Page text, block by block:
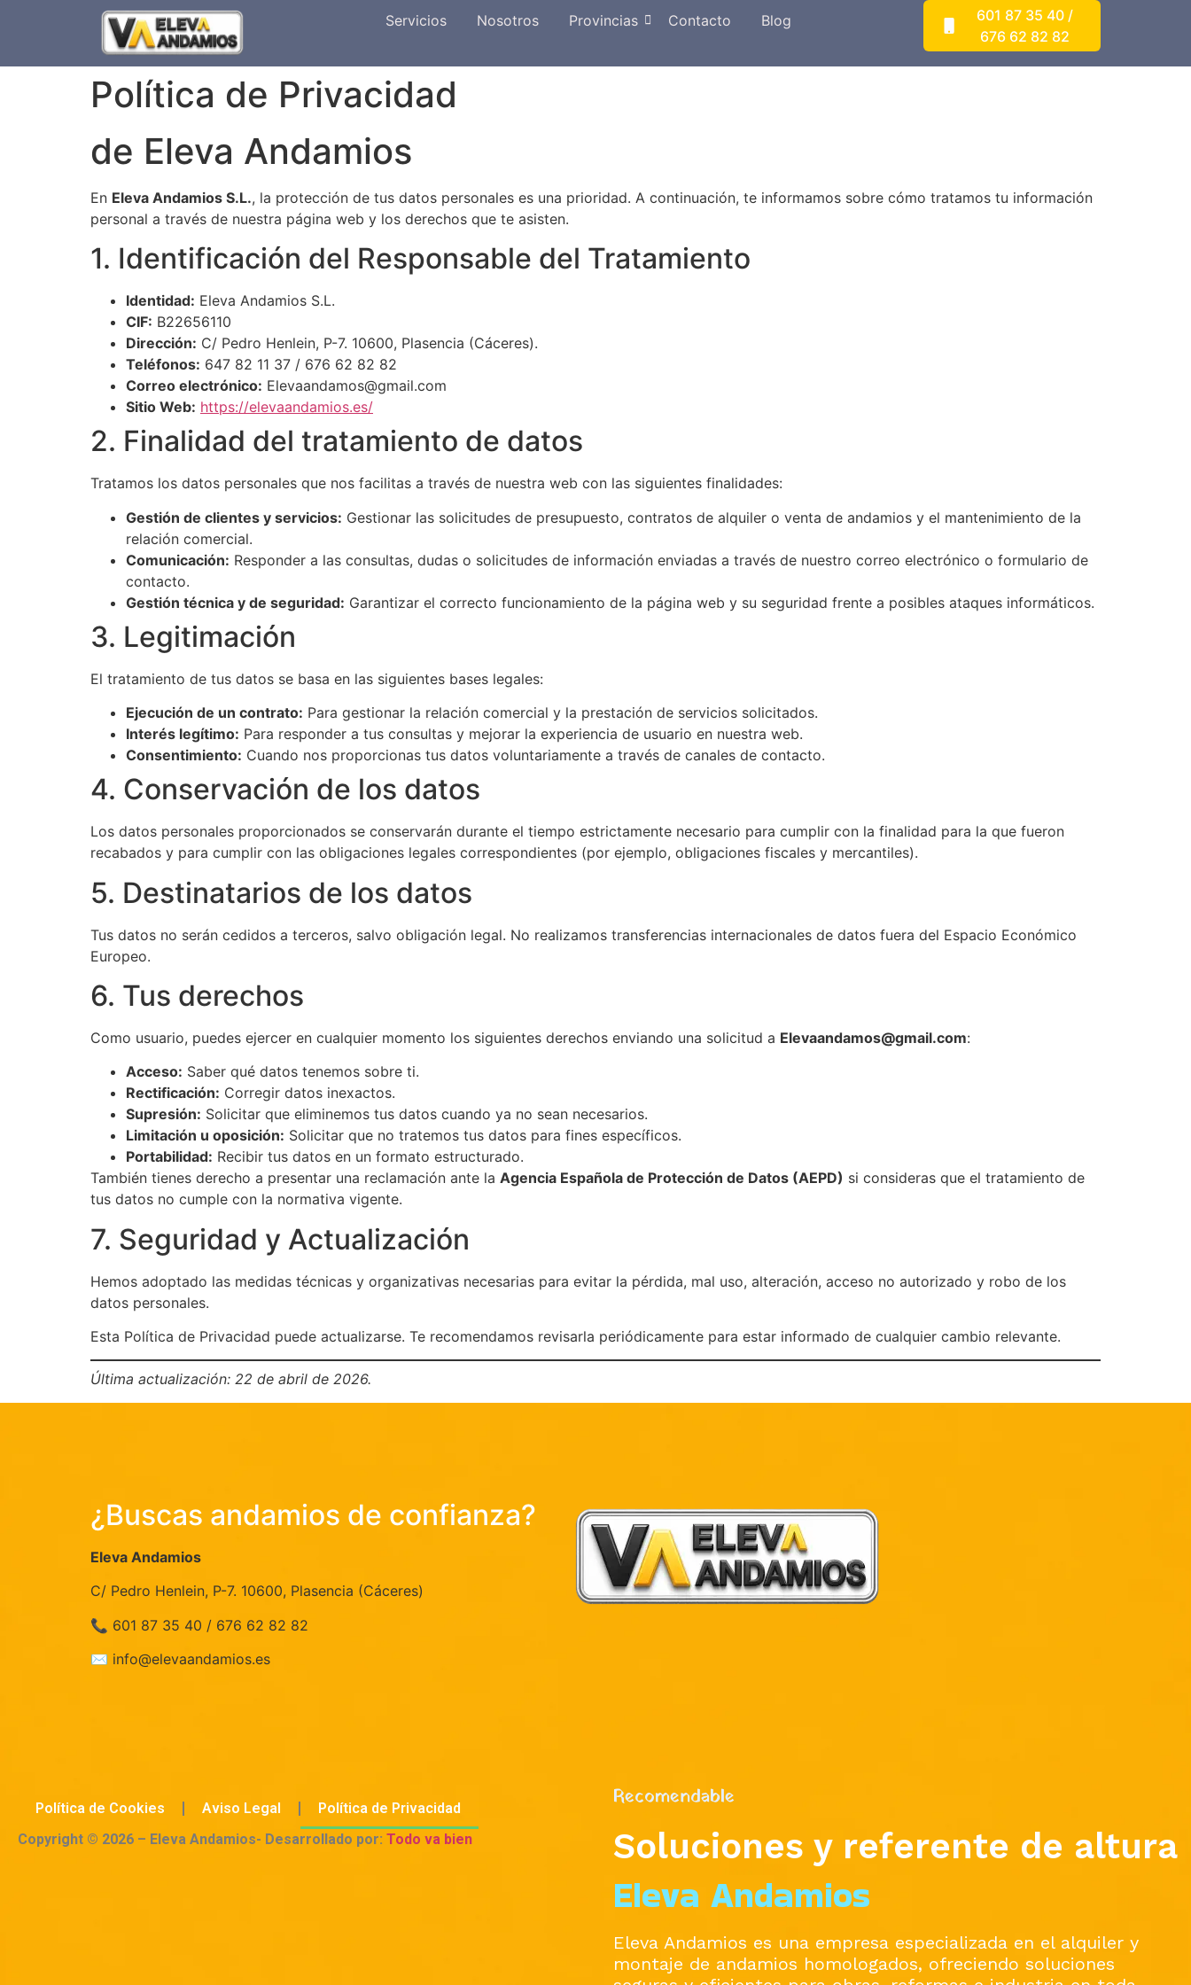
Servicios Nosotros Provincias Contacto Blog
601 87 35 40 /
676 62 82 82
Política de Privacidad
de Eleva Andamios
En Eleva Andamios S.L., la protección de tus datos personales es una prioridad. A continuación, te informamos sobre cómo tratamos tu información
personal a través de nuestra página web y los derechos que te asisten.
1. Identificación del Responsable del Tratamiento
Identidad: Eleva Andamios S.L.
CIF: B22656110
Dirección: C/ Pedro Henlein, P-7. 10600, Plasencia (Cáceres).
Teléfonos: 647 82 11 37 / 676 62 82 82
Correo electrónico: Elevaandamos@gmail.com
Sitio Web: https://elevaandamios.es/
2. Finalidad del tratamiento de datos
Tratamos los datos personales que nos facilitas a través de nuestra web con las siguientes finalidades:
Gestión de clientes y servicios: Gestionar las solicitudes de presupuesto, contratos de alquiler o venta de andamios y el mantenimiento de la
relación comercial.
Comunicación: Responder a las consultas, dudas o solicitudes de información enviadas a través de nuestro correo electrónico o formulario de
contacto.
Gestión técnica y de seguridad: Garantizar el correcto funcionamiento de la página web y su seguridad frente a posibles ataques informáticos.
3. Legitimación
El tratamiento de tus datos se basa en las siguientes bases legales:
Ejecución de un contrato: Para gestionar la relación comercial y la prestación de servicios solicitados.
Interés legítimo: Para responder a tus consultas y mejorar la experiencia de usuario en nuestra web.
Consentimiento: Cuando nos proporcionas tus datos voluntariamente a través de canales de contacto.
4. Conservación de los datos
Los datos personales proporcionados se conservarán durante el tiempo estrictamente necesario para cumplir con la finalidad para la que fueron
recabados y para cumplir con las obligaciones legales correspondientes (por ejemplo, obligaciones fiscales y mercantiles).
5. Destinatarios de los datos
Tus datos no serán cedidos a terceros, salvo obligación legal. No realizamos transferencias internacionales de datos fuera del Espacio Económico
Europeo.
6. Tus derechos
Como usuario, puedes ejercer en cualquier momento los siguientes derechos enviando una solicitud a Elevaandamos@gmail.com:
Acceso: Saber qué datos tenemos sobre ti.
Rectificación: Corregir datos inexactos.
Supresión: Solicitar que eliminemos tus datos cuando ya no sean necesarios.
Limitación u oposición: Solicitar que no tratemos tus datos para fines específicos.
Portabilidad: Recibir tus datos en un formato estructurado.
También tienes derecho a presentar una reclamación ante la Agencia Española de Protección de Datos (AEPD) si consideras que el tratamiento de
tus datos no cumple con la normativa vigente.
7. Seguridad y Actualización
Hemos adoptado las medidas técnicas y organizativas necesarias para evitar la pérdida, mal uso, alteración, acceso no autorizado y robo de los
datos personales.
Esta Política de Privacidad puede actualizarse. Te recomendamos revisarla periódicamente para estar informado de cualquier cambio relevante.
Última actualización: 22 de abril de 2026.
¿Buscas andamios de confianza?
Eleva Andamios
C/ Pedro Henlein, P-7. 10600, Plasencia (Cáceres)
📞 601 87 35 40 / 676 62 82 82
✉️ info@elevaandamios.es
Política de Cookies Aviso Legal
Política de Privacidad
Copyright © 2026 – Eleva Andamios- Desarrollado por: Todo va bien
Recomendable
Soluciones y referente de altura
Eleva Andamios
Eleva Andamios es una empresa especializada en el alquiler y
montaje de andamios homologados, ofreciendo soluciones